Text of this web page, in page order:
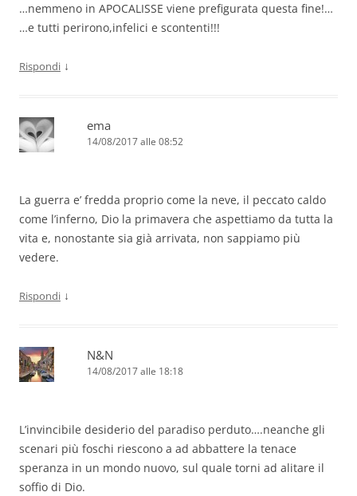
…nemmeno in APOCALISSE viene prefigurata questa fine!…
…e tutti perirono,infelici e scontenti!!!
Rispondi ↓
ema
14/08/2017 alle 08:52
La guerra e’ fredda proprio come la neve, il peccato caldo
come l’inferno, Dio la primavera che aspettiamo da tutta la
vita e, nonostante sia già arrivata, non sappiamo più
vedere.
Rispondi ↓
N&N
14/08/2017 alle 18:18
L’invincibile desiderio del paradiso perduto….neanche gli
scenari più foschi riescono a ad abbattere la tenace
speranza in un mondo nuovo, sul quale torni ad alitare il
soffio di Dio.